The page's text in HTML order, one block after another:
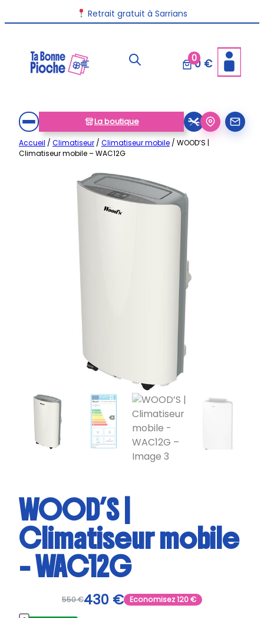
au
Retrait gratuit à Sarrians
00 €
La boutique
Accueil / Climatiseur / Climatiseur mobile / WOOD’S |
Climatiseur mobile – WAC12G
WOOD’S |
Climatiseur mobile
– WAC12G
550€430 € Economisez120€